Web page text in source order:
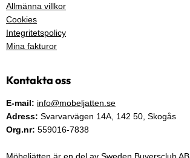
Allmänna villkor
Cookies
Integritetspolicy
Mina fakturor
Kontakta oss
E-mail: info@mobeljatten.se
Adress: Svarvarvägen 14A, 142 50 , Skogås
Org.nr: 559016-7838